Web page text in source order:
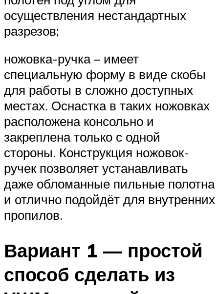
осуществления нестандартных
разрезов;
ножовка-ручка – имеет
специальную форму в виде скобы
для работы в сложно доступных
местах. Оснастка в таких ножовках
расположена консольно и
закреплена только с одной
стороны. Конструкция ножовок-
ручек позволяет устанавливать
даже обломанные пильные полотна
и отлично подойдёт для внутренних
пропилов.
Вариант 1 — простой
способ сделать из